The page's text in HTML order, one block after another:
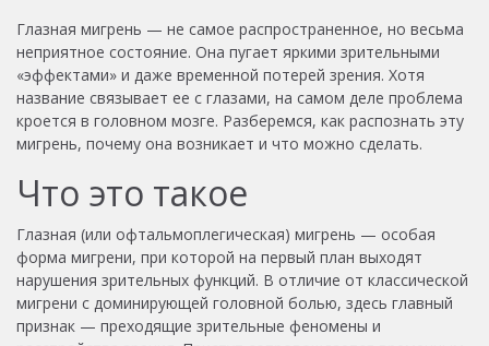
Глазная мигрень — не самое распространенное, но весьма
неприятное состояние. Она пугает яркими зрительными
«эффектами» и даже временной потерей зрения. Хотя
название связывает ее с глазами, на самом деле проблема
кроется в головном мозге. Разберемся, как распознать эту
мигрень, почему она возникает и что можно сделать.
Что это такое
Глазная (или офтальмоплегическая) мигрень — особая
форма мигрени, при которой на первый план выходят
нарушения зрительных функций. В отличие от классической
мигрени с доминирующей головной болью, здесь главный
признак — преходящие зрительные феномены и